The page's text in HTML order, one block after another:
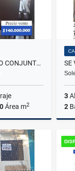
SE VENDE APARTAMENTO CONJUNTO LOS MANANTIALES TULIPAN - SOLEDAD
Área m2
Venta
3
2